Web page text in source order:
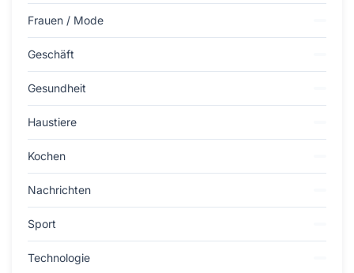
Frauen / Mode
Geschäft
Gesundheit
Haustiere
Kochen
Nachrichten
Sport
Technologie